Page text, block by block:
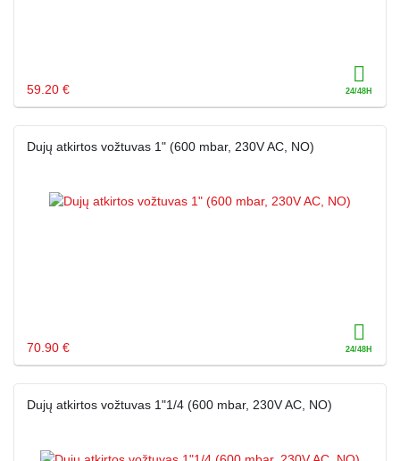
59.20 €
Dujų atkirtos vožtuvas 1" (600 mbar, 230V AC, NO)
70.90 €
Dujų atkirtos vožtuvas 1"1/4 (600 mbar, 230V AC, NO)